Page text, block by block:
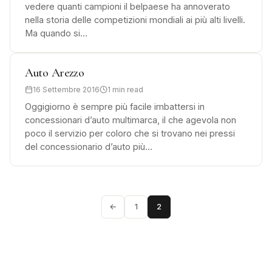
vedere quanti campioni il belpaese ha annoverato
nella storia delle competizioni mondiali ai più alti livelli.
Ma quando si…
Auto Arezzo
16 Settembre 2016 1 min read
Oggigiorno è sempre più facile imbattersi in
concessionari d’auto multimarca, il che agevola non
poco il servizio per coloro che si trovano nei pressi
del concessionario d’auto più…
← 1 2